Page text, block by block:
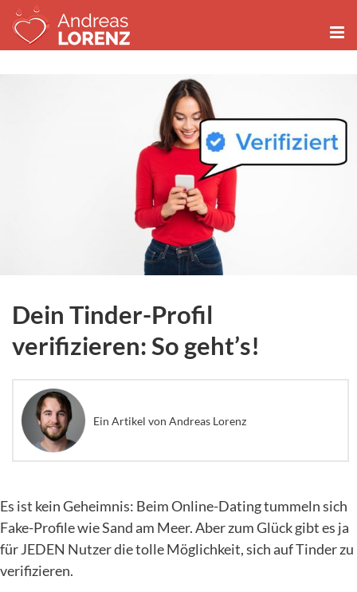
Zum
Inhalt
springen
Dein Tinder-Profil
verifizieren: So geht’s!
Ein Artikel von Andreas Lorenz
Es ist kein Geheimnis: Beim Online-Dating tummeln sich
Fake-Profile wie Sand am Meer. Aber zum Glück gibt es ja
für JEDEN Nutzer die tolle Möglichkeit, sich auf Tinder zu
verifizieren.